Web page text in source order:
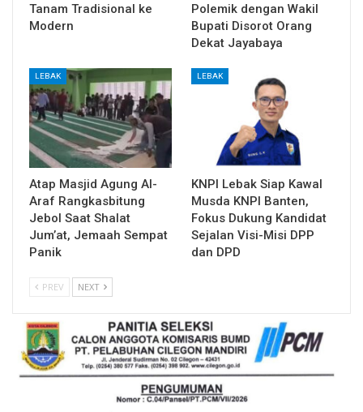
Tanam Tradisional ke
Modern
Polemik dengan Wakil
Bupati Disorot Orang
Dekat Jayabaya
LEBAK
Atap Masjid Agung Al-
Araf Rangkasbitung
Jebol Saat Shalat
Jum’at, Jemaah Sempat
Panik
LEBAK
KNPI Lebak Siap Kawal
Musda KNPI Banten,
Fokus Dukung Kandidat
Sejalan Visi-Misi DPP
dan DPD
PREV NEXT